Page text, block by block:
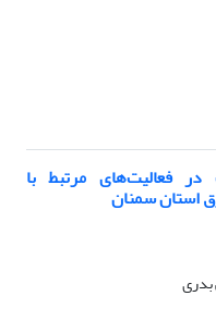
فعالیت‌های مرتبط با
استان سمنان
بدری